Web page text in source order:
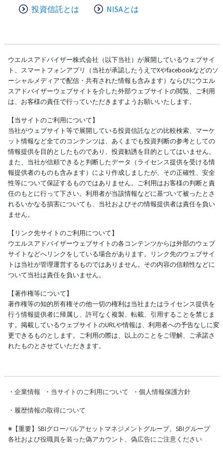
投資信託とは NISAとは
ウエルスアドバイザー株式会社（以下当社）が展開しているウェブサイ
ト、スマートフォンアプリ（当社が承認したうえでXやfacebookなどのソ
ーシャルメディアで配信・共有された情報も含みます）ならびにウエル
スアドバイザーウェブサイトを介した外部ウェブサイトの閲覧、ご利用
は、お客様の責任で行っていただきますようお願いいたします。
【当サイトのご利用について】
当社がウェブサイト等で展開している投資信託などの比較検索、マーケ
ット情報など全てのコンテンツは、あくまでも投資判断の参考としての
情報提供を目的としたものであり、投資勧誘を目的としてはいません。
また、当社が信頼できると判断したデータ（ライセンス提供を受ける情
報提供者のものも含みます）により作成しましたが、その正確性、安全
性等について保証するものではありません。ご利用はお客様の判断と責
任のもとに行って下さい。利用者が当該情報などに基づいて被ったとさ
れるいかなる損害についても、当社およびその情報提供者は責任を負い
ません。
【リンク先サイトのご利用について】
ウエルスアドバイザーウェブサイトの各コンテンツからは外部のウェブ
サイトなどへリンクをしている場合があります。リンク先のウェブサイ
トは当社が管理運営するものではありません。その内容の信頼性などに
ついて当社は責任を負いません。
【著作権等について】
著作権等の知的所有権その他一切の権利は当社またはライセンス提供を
行う情報提供者に帰属し、許可なく複製、転載、引用することを禁じま
す。掲載しているウェブサイトのURLや情報は、利用者への予告なしに変
更できるものとします。ご利用の際は、以上のことをご理解、ご承諾さ
れたものとさせていただきます。
・ 企業情報 ・ 当サイトのご利用について ・ 個人情報保護方針
・ 履歴情報の取得について
※【重要】SBIグローバルアセットマネジメントグループ、SBIグループ
各社および役職員を装った偽アカウント、偽広告にご注意ください